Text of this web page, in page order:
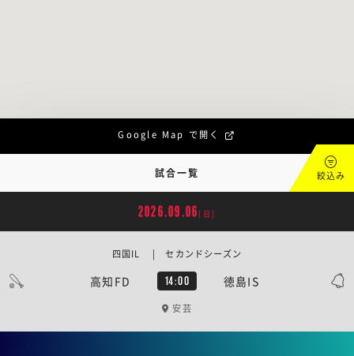
Google Map で開く
試合一覧 絞込み
2026.09.06 [日]
高知FD 14:00 徳島IS
四国IL | セカンドシーズン
安芸